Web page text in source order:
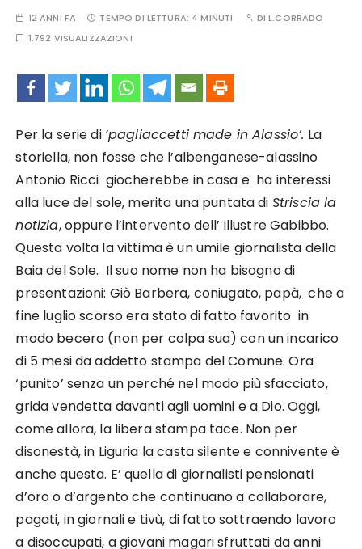
12 ANNI FA TEMPO DI LETTURA: 4 MINUTI DIL.CORRADO
1.792 VISUALIZZAZIONI
Per la serie di ‘pagliaccetti made in Alassio’. La
storiella, non fosse che l’albenganese-alassino
Antonio Ricci giocherebbe in casa e ha interessi
alla luce del sole, merita una puntata di Striscia la
notizia, oppure l’intervento dell’ illustre Gabibbo.
Questa volta la vittima è un umile giornalista della
Baia del Sole. Il suo nome non ha bisogno di
presentazioni: Giò Barbera, coniugato, papà, che a
fine luglio scorso era stato di fatto favorito in
modo becero (non per colpa sua) con un incarico
di 5 mesi da addetto stampa del Comune. Ora
‘punito’ senza un perché nel modo più sfacciato,
grida vendetta davanti agli uomini e a Dio. Oggi,
come allora, la libera stampa tace. Non per
disonestà, in Liguria la casta silente e connivente è
anche questa. E’ quella di giornalisti pensionati
d’oro o d’argento che continuano a collaborare,
pagati, in giornali e tivù, di fatto sottraendo lavoro
a disoccupati, a giovani magari sfruttati da anni